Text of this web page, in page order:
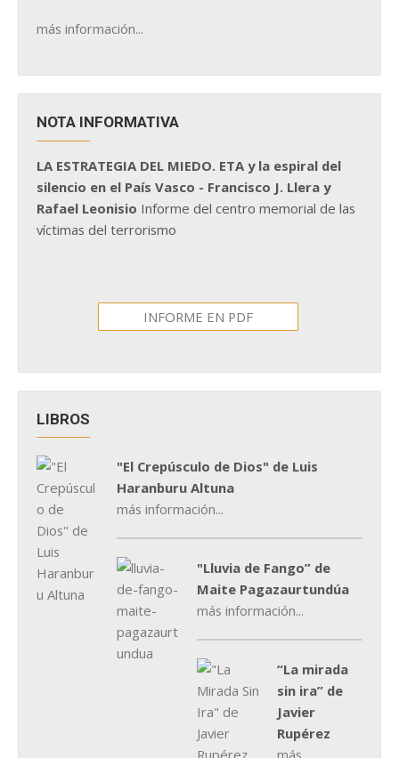
más información...
NOTA INFORMATIVA
LA ESTRATEGIA DEL MIEDO. ETA y la espiral del
silencio en el País Vasco - Francisco J. Llera y
Rafael Leonisio Informe del centro memorial de las
víctimas del terrorismo
INFORME EN PDF
LIBROS
"El Crepúsculo de Dios" de Luis
Haranburu Altuna
más información...
"Lluvia de Fango” de
Maite Pagazaurtundúa
más información...
“La mirada
sin ira” de
Javier
Rupérez